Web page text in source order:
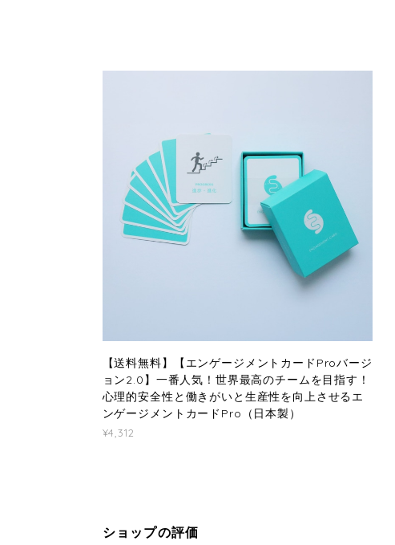
【送料無料】【エンゲージメントカードProバージ
ョン2.0】一番人気！世界最高のチームを目指す！
心理的安全性と働きがいと生産性を向上させるエ
ンゲージメントカードPro（日本製）
¥4,312
ショップの評価